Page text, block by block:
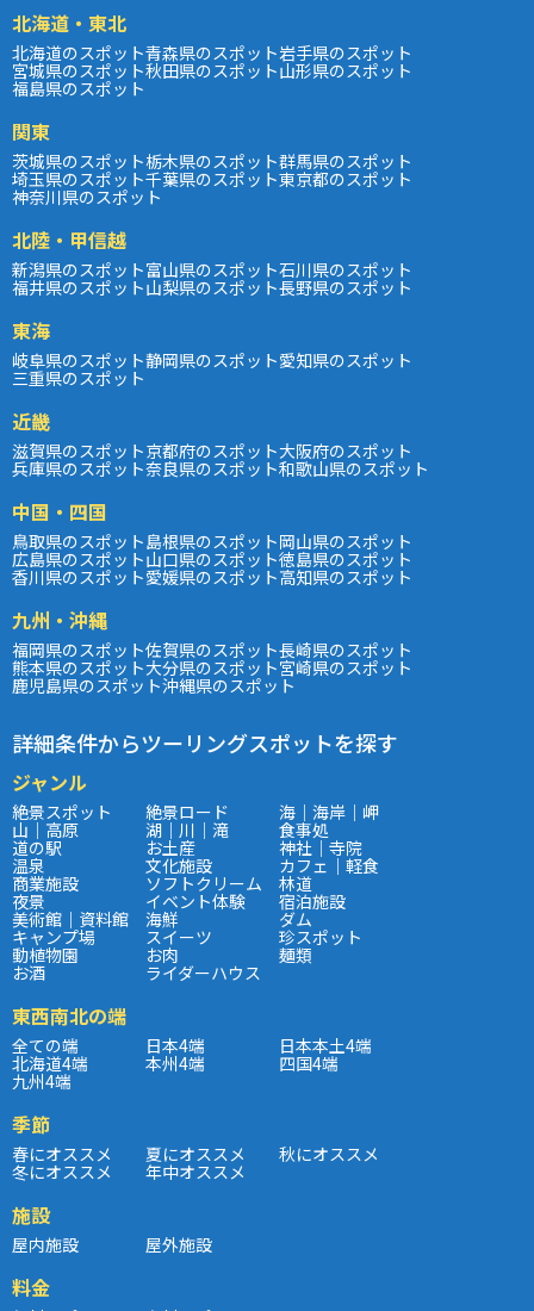
北海道・東北
北海道のスポット青森県のスポット岩手県のスポット
宮城県のスポット秋田県のスポット山形県のスポット
福島県のスポット
関東
茨城県のスポット栃木県のスポット群馬県のスポット
埼玉県のスポット千葉県のスポット東京都のスポット
神奈川県のスポット
北陸・甲信越
新潟県のスポット富山県のスポット石川県のスポット
福井県のスポット山梨県のスポット長野県のスポット
東海
岐阜県のスポット静岡県のスポット愛知県のスポット
三重県のスポット
近畿
滋賀県のスポット京都府のスポット大阪府のスポット
兵庫県のスポット奈良県のスポット和歌山県のスポット
中国・四国
鳥取県のスポット島根県のスポット岡山県のスポット
広島県のスポット山口県のスポット徳島県のスポット
香川県のスポット愛媛県のスポット高知県のスポット
九州・沖縄
福岡県のスポット佐賀県のスポット長崎県のスポット
熊本県のスポット大分県のスポット宮崎県のスポット
鹿児島県のスポット沖縄県のスポット
詳細条件からツーリングスポットを探す
ジャンル
絶景スポット 絶景ロード 海｜海岸｜岬
山｜高原 湖｜川｜滝 食事処
道の駅 お土産 神社｜寺院
温泉 文化施設 カフェ｜軽食
商業施設 ソフトクリーム 林道
夜景 イベント体験 宿泊施設
美術館｜資料館 海鮮 ダム
キャンプ場 スイーツ 珍スポット
動植物園 お肉 麺類
お酒 ライダーハウス
東西南北の端
全ての端 日本4端 日本本土4端
北海道4端 本州4端 四国4端
九州4端
季節
春にオススメ 夏にオススメ 秋にオススメ
冬にオススメ 年中オススメ
施設
屋内施設 屋外施設
料金